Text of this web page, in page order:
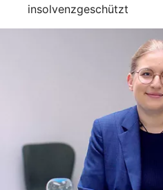
insolvenzgeschützt